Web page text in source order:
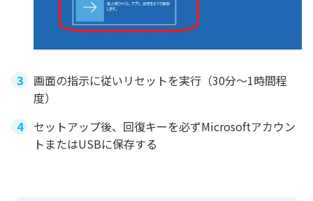
画面の指示に従いリセットを実行（30分〜1時間程
度）
セットアップ後、回復キーを必ずMicrosoftアカウン
トまたはUSBに保存する